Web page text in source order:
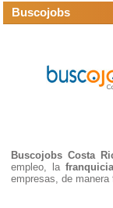
Buscojobs
Buscojobs Costa
empleo, la franquicia
empresas, de